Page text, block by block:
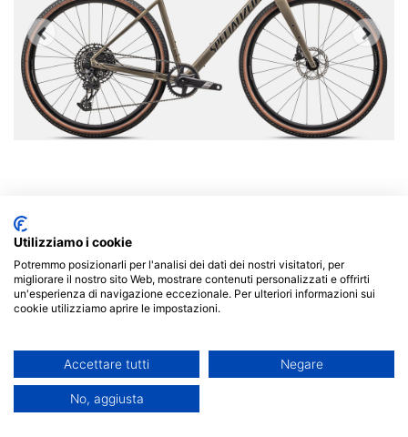
Per evadere sui sentieri in campagna, lontano dal
traffico e dalla gente, ma anche per andare a tutta
nella tua gara gravel preferita, la Diverge è perfetta.
abbiamo mai prodotta. E' scattante e agile sotto
sforzo, stabile e sicuro se il terreno si fa impegnativo.
Ha il dispositivo Future Shock 1,5, una geometria
Utilizziamo i cookie
Potremmo posizionarli per l'analisi dei dati dei nostri visitatori, per
migliorare il nostro sito Web, mostrare contenuti personalizzati e offrirti
un'esperienza di navigazione eccezionale. Per ulteriori informazioni sui
cookie utilizziamo aprire le impostazioni.
Accettare tutti Negare
No, aggiusta